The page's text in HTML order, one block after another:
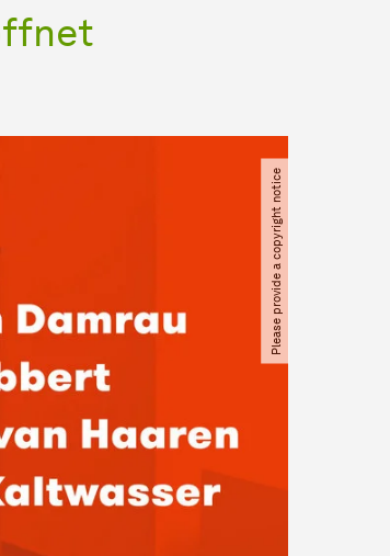
Please provide a copyright notice